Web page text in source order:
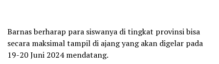
Barnas berharap para siswanya di tingkat provinsi bisa
secara maksimal tampil di ajang yang akan digelar pada
19-20 Juni 2024 mendatang.